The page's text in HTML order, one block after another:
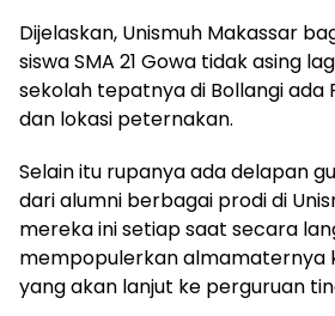
Dijelaskan, Unismuh Makassar
siswa SMA 21 Gowa tidak asing
sekolah tepatnya di Bollangi ada
dan lokasi peternakan.
Selain itu rupanya ada delapan
dari alumni berbagai prodi di
mereka ini setiap saat secara
mempopulerkan almamaternya
yang akan lanjut ke perguruan